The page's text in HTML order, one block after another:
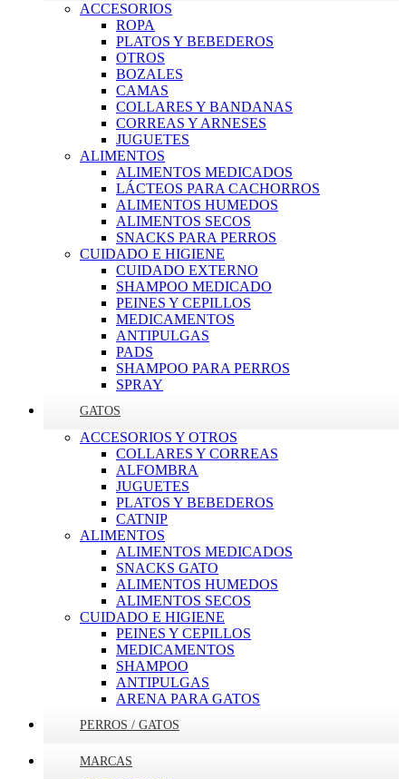
ACCESORIOS
ROPA
PLATOS Y BEBEDEROS
OTROS
BOZALES
CAMAS
COLLARES Y BANDANAS
CORREAS Y ARNESES
JUGUETES
ALIMENTOS
ALIMENTOS MEDICADOS
LÁCTEOS PARA CACHORROS
ALIMENTOS HUMEDOS
ALIMENTOS SECOS
SNACKS PARA PERROS
CUIDADO E HIGIENE
CUIDADO EXTERNO
SHAMPOO MEDICADO
PEINES Y CEPILLOS
MEDICAMENTOS
ANTIPULGAS
PADS
SHAMPOO PARA PERROS
SPRAY
GATOS
ACCESORIOS Y OTROS
COLLARES Y CORREAS
ALFOMBRA
JUGUETES
PLATOS Y BEBEDEROS
CATNIP
ALIMENTOS
ALIMENTOS MEDICADOS
SNACKS GATO
ALIMENTOS HUMEDOS
ALIMENTOS SECOS
CUIDADO E HIGIENE
PEINES Y CEPILLOS
MEDICAMENTOS
SHAMPOO
ANTIPULGAS
ARENA PARA GATOS
PERROS / GATOS
MARCAS